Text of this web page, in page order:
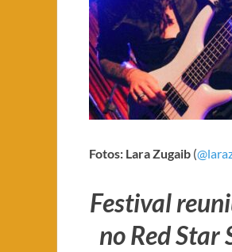
Fotos: Lara Zugaib (
Festival
no Red